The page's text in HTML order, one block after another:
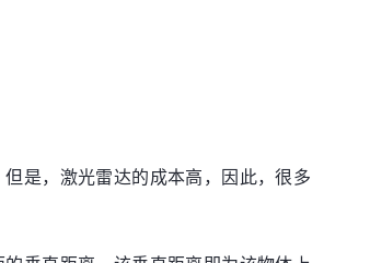
是，激光雷达的成本高，因此，很多